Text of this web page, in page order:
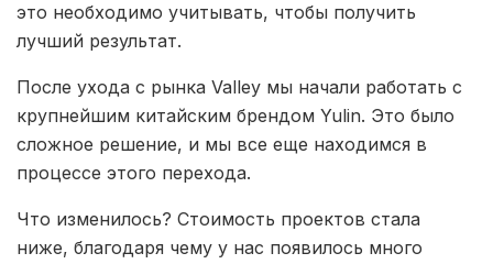
это необходимо учитывать, чтобы получить
лучший результат.
После ухода с рынка Valley мы начали работать с
крупнейшим китайским брендом Yulin. Это было
сложное решение, и мы все еще находимся в
процессе этого перехода.
Что изменилось? Стоимость проектов стала
ниже, благодаря чему у нас появилось много